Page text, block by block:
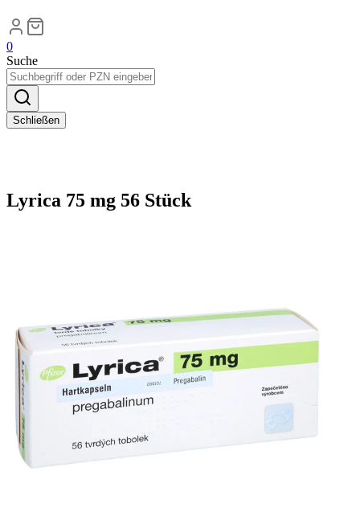
0
Suche
Schließen
Lyrica 75 mg 56 Stück